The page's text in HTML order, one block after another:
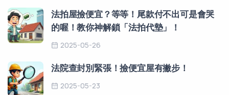
法拍屋撿便宜？等等！尾款付不出可是會哭
的喔！教你神解鎖「法拍代墊」！
2025-05-26
法院查封別緊張！撿便宜屋有撇步！
2025-05-23